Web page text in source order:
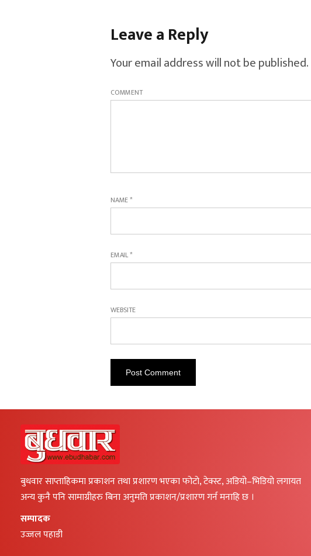
Leave a Reply
Your email address will not be published.
COMMENT
NAME*
EMAIL*
WEBSITE
बुधवार साप्ताहिकमा प्रकाशन तथा प्रशारण भएका फोटो, टेक्स्ट, अडियो–भिडियो लगायत
अन्य कुनै पनि सामाग्रीहरु बिना अनुमति प्रकाशन/प्रशारण गर्न मनाहि छ ।
सम्पादक
उज्जल पहाडी